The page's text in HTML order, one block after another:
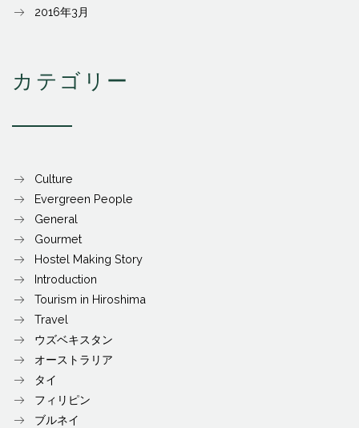
2016年3月
カテゴリー
Culture
Evergreen People
General
Gourmet
Hostel Making Story
Introduction
Tourism in Hiroshima
Travel
ウズベキスタン
オーストラリア
タイ
フィリピン
ブルネイ